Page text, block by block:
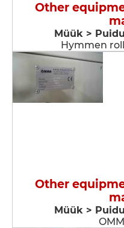
Other
Müük >
Hymmen
Other
Müük >